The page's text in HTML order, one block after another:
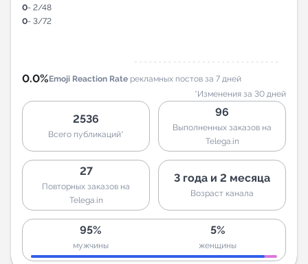
0- 2/48
0- 3/72
0.0%Emoji Reaction Rate рекламных постов за 7 дней
*Изменения за 30 дней
2536
Всего публикаций*
96
Выполненных заказов на
Telega.in
27
Повторных заказов на
Telega.in
3 года и 2 месяца
Возраст канала
95%
мужчины
5%
женщины